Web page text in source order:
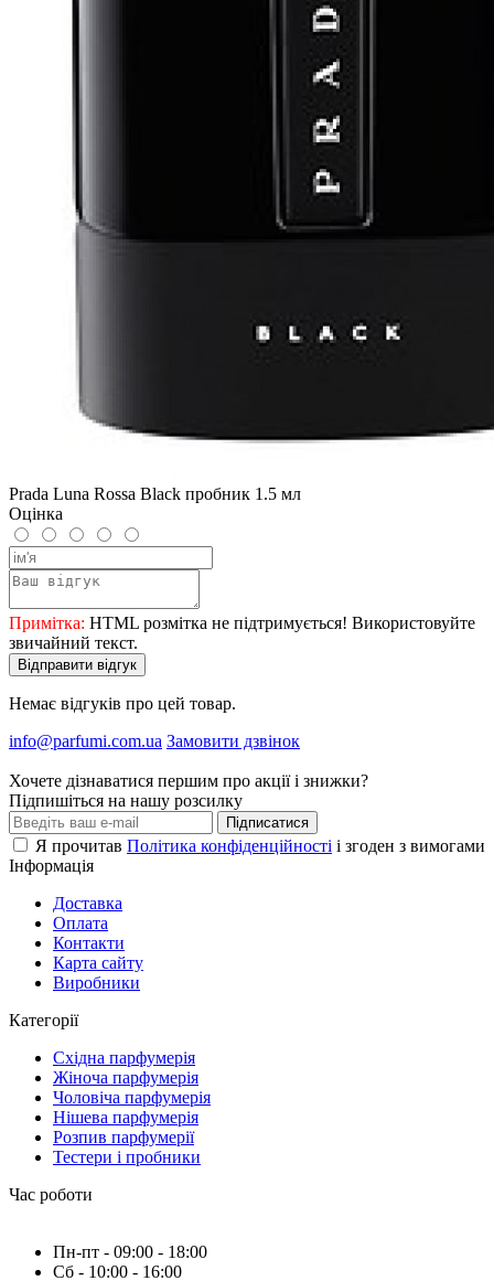
Prada Luna Rossa Black пробник 1.5 мл
Оцінка
Примітка: HTML розмітка не підтримується! Використовуйте
звичайний текст.
Відправити відгук
Немає відгуків про цей товар.
info@parfumi.com.ua Замовити дзвінок
Хочете дізнаватися першим про акції і знижки?
Підпишіться на нашу розсилку
Підписатися
Я прочитав Політика конфіденційності і згоден з вимогами
Інформація
Доставка
Оплата
Контакти
Карта сайту
Виробники
Категорії
Східна парфумерія
Жіноча парфумерія
Чоловіча парфумерія
Нішева парфумерія
Розпив парфумерії
Тестери і пробники
Час роботи
Пн-пт - 09:00 - 18:00
Сб - 10:00 - 16:00